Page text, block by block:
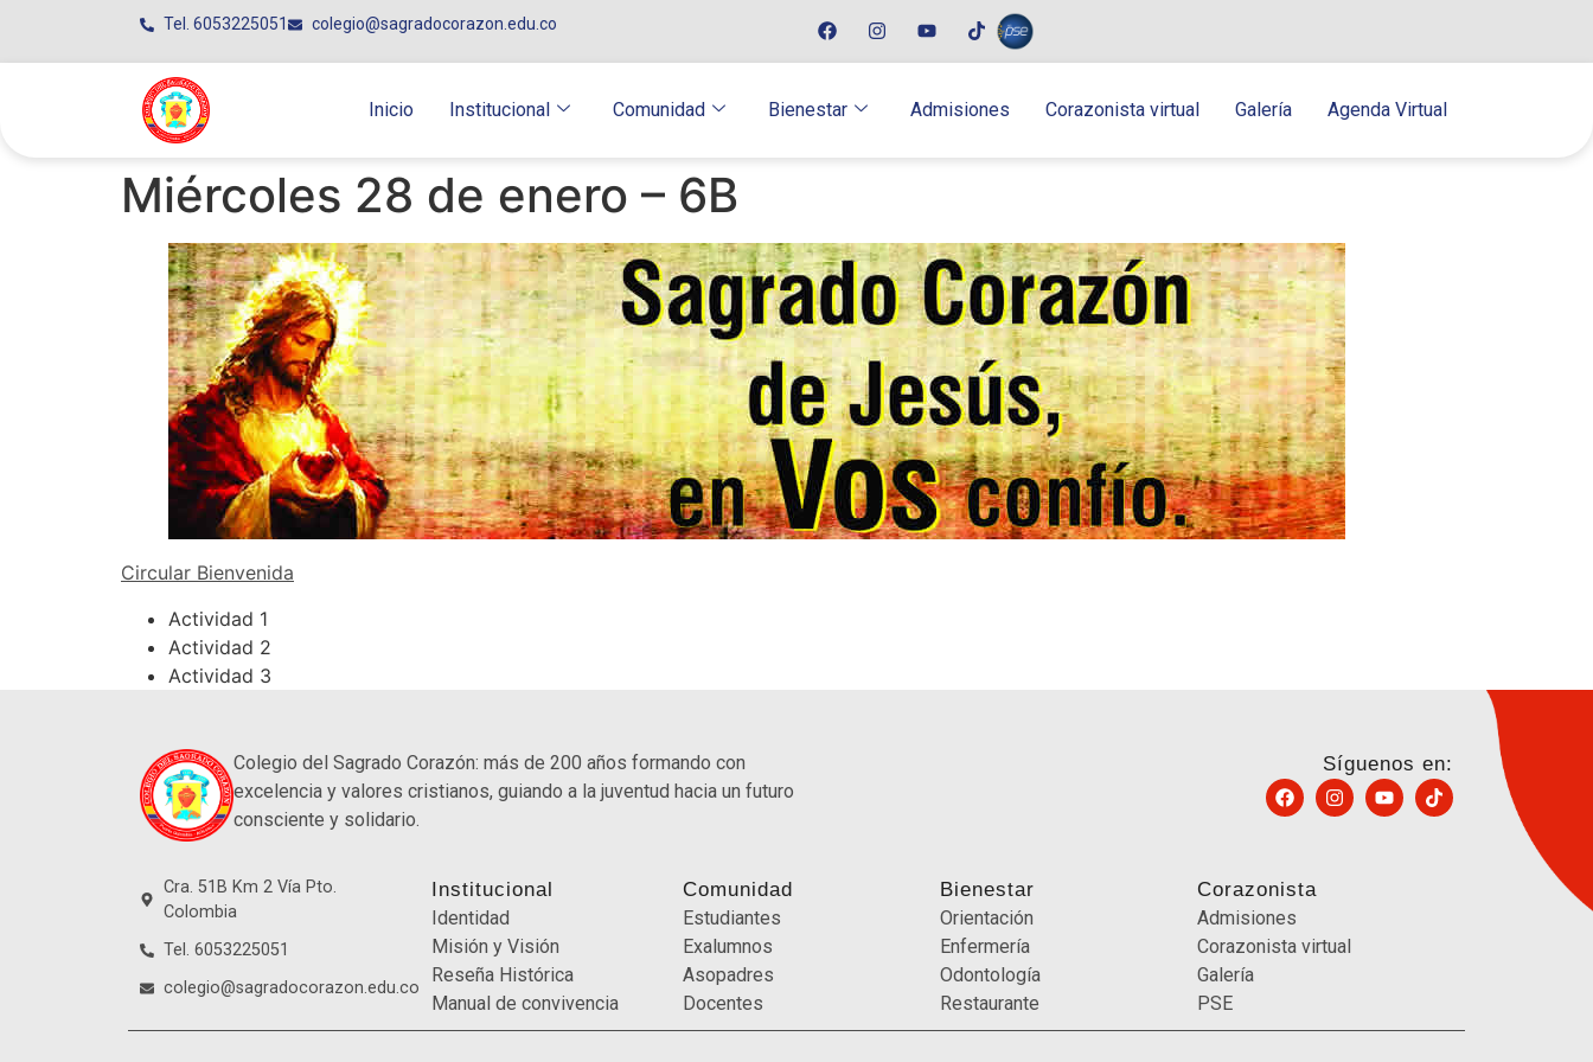
Tel. 6053225051 colegio@sagradocorazon.edu.co
Inicio Institucional Comunidad Bienestar Admisiones Corazonista virtual Galería Agenda Virtual
Miércoles 28 de enero – 6B
Circular Bienvenida
Actividad 1
Actividad 2
Actividad 3
Colegio del Sagrado Corazón: más de 200 años formando con
excelencia y valores cristianos, guiando a la juventud hacia un futuro
consciente y solidario.
Síguenos en:
Cra. 51B Km 2 Vía Pto.
Colombia
Tel. 6053225051
colegio@sagradocorazon.edu.co
Institucional
Identidad
Misión y Visión
Reseña Histórica
Manual de convivencia
Comunidad
Estudiantes
Exalumnos
Asopadres
Docentes
Bienestar
Orientación
Enfermería
Odontología
Restaurante
Corazonista
Admisiones
Corazonista virtual
Galería
PSE